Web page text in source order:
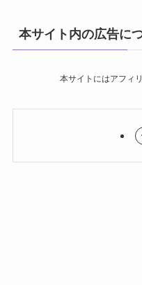
本サイト内の広告に
本サイトにはアフィ